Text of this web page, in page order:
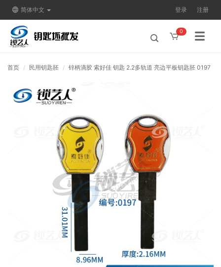
简体中文 登录 注册
0
首页 民用钥匙胚 锌柄滴胶 索好佳 钥匙 2.2多轨道 亮边平板钥匙胚 0197